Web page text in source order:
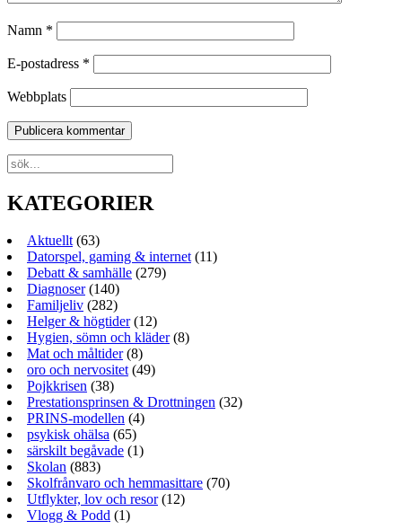
Namn *
E-postadress *
Webbplats
KATEGORIER
Aktuellt(63)
Datorspel, gaming & internet(11)
Debatt & samhälle (279)
Diagnoser(140)
Familjeliv (282)
Helger & högtider(12)
Hygien, sömn och kläder(8)
Mat och måltider(8)
oro och nervositet(49)
Pojkkrisen (38)
Prestationsprinsen & Drottningen (32)
PRINS-modellen (4)
psykisk ohälsa (65)
särskilt begåvade (1)
Skolan (883)
Skolfrånvaro och hemmasittare (70)
Utflykter, lov och resor(12)
Vlogg & Podd (1)